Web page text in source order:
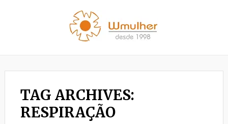
TAG ARCHIVES:
RESPIRAÇÃO